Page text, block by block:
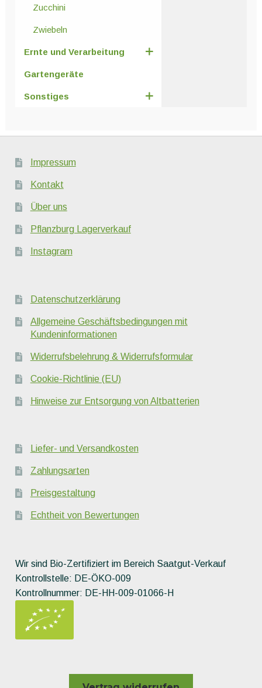
Zucchini
Zwiebeln
Ernte und Verarbeitung
Gartengeräte
Sonstiges
Impressum
Kontakt
Über uns
Pflanzburg Lagerverkauf
Instagram
Datenschutzerklärung
Allgemeine Geschäftsbedingungen mit
Kundeninformationen
Widerrufsbelehrung & Widerrufsformular
Cookie-Richtlinie (EU)
Hinweise zur Entsorgung von Altbatterien
Liefer- und Versandkosten
Zahlungsarten
Preisgestaltung
Echtheit von Bewertungen
Wir sind Bio-Zertifiziert im Bereich Saatgut-Verkauf
Kontrollstelle: DE-ÖKO-009
Kontrollnummer: DE-HH-009-01066-H